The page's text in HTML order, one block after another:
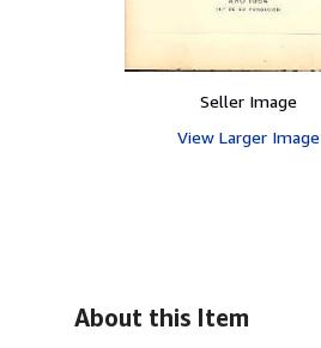
Seller Image
View Larger Image
About this Item